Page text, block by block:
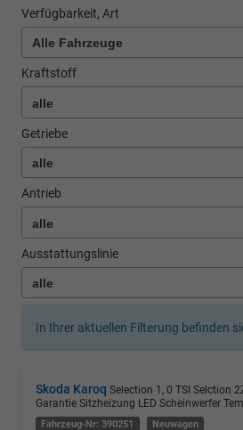
Verfügbarkeit, Art
Kraftstoff
Getriebe
Antrieb
Ausstattungslinie
In Ihrer aktuellen Filterung befinden
Skoda Karoq Selection 1, 0 TSI Selction
Garantie Sitzheizung LED Scheinwerfer
Fahrzeug-Nr: 390251 Neuwagen